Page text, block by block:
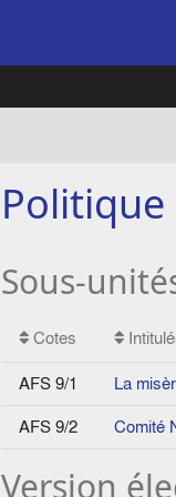
Politique
Sous-
Cotes
AFS 9/1
La
AFS 9/2
Comité
Version